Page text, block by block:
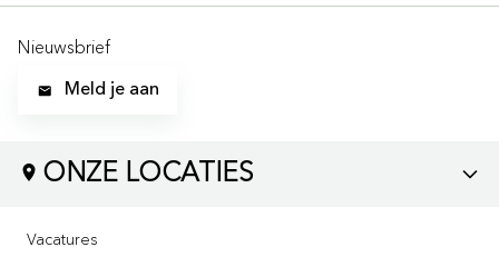
Nieuwsbrief
Meld je aan
LOCATIES
ONZE LOCATIES
Vacatures